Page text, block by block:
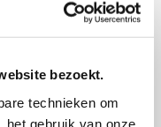
bezoekt.
technieken om
het gebruik van onze